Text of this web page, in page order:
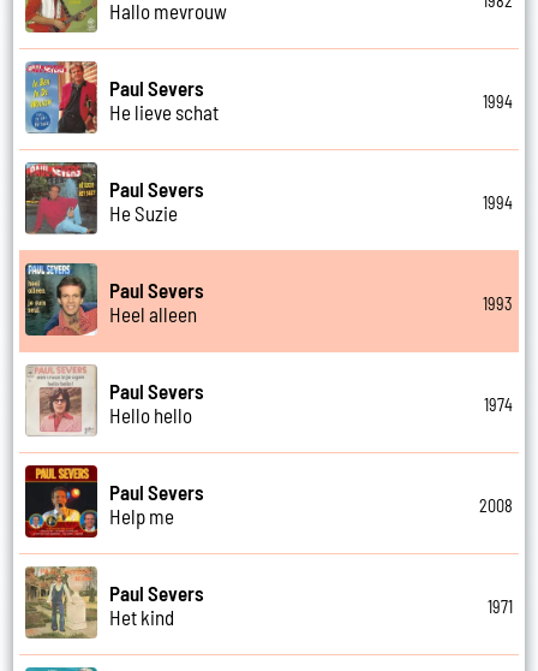
Hallo mevrouw
Paul Severs
He lieve schat
1994
Paul Severs
He Suzie
1994
Paul Severs
Heel alleen
1993
Paul Severs
Hello hello
1974
Paul Severs
Help me
2008
Paul Severs
Het kind
1971